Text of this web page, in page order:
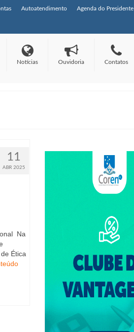
Autoatendimento Agenda do Presidente
Notícias Ouvidoria Contatos
11
ABR 2025
Na
Ética